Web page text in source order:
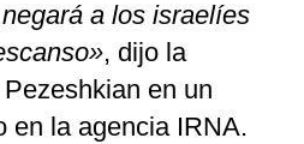
a los israelíes
, dijo la
en un
en la agencia IRNA.